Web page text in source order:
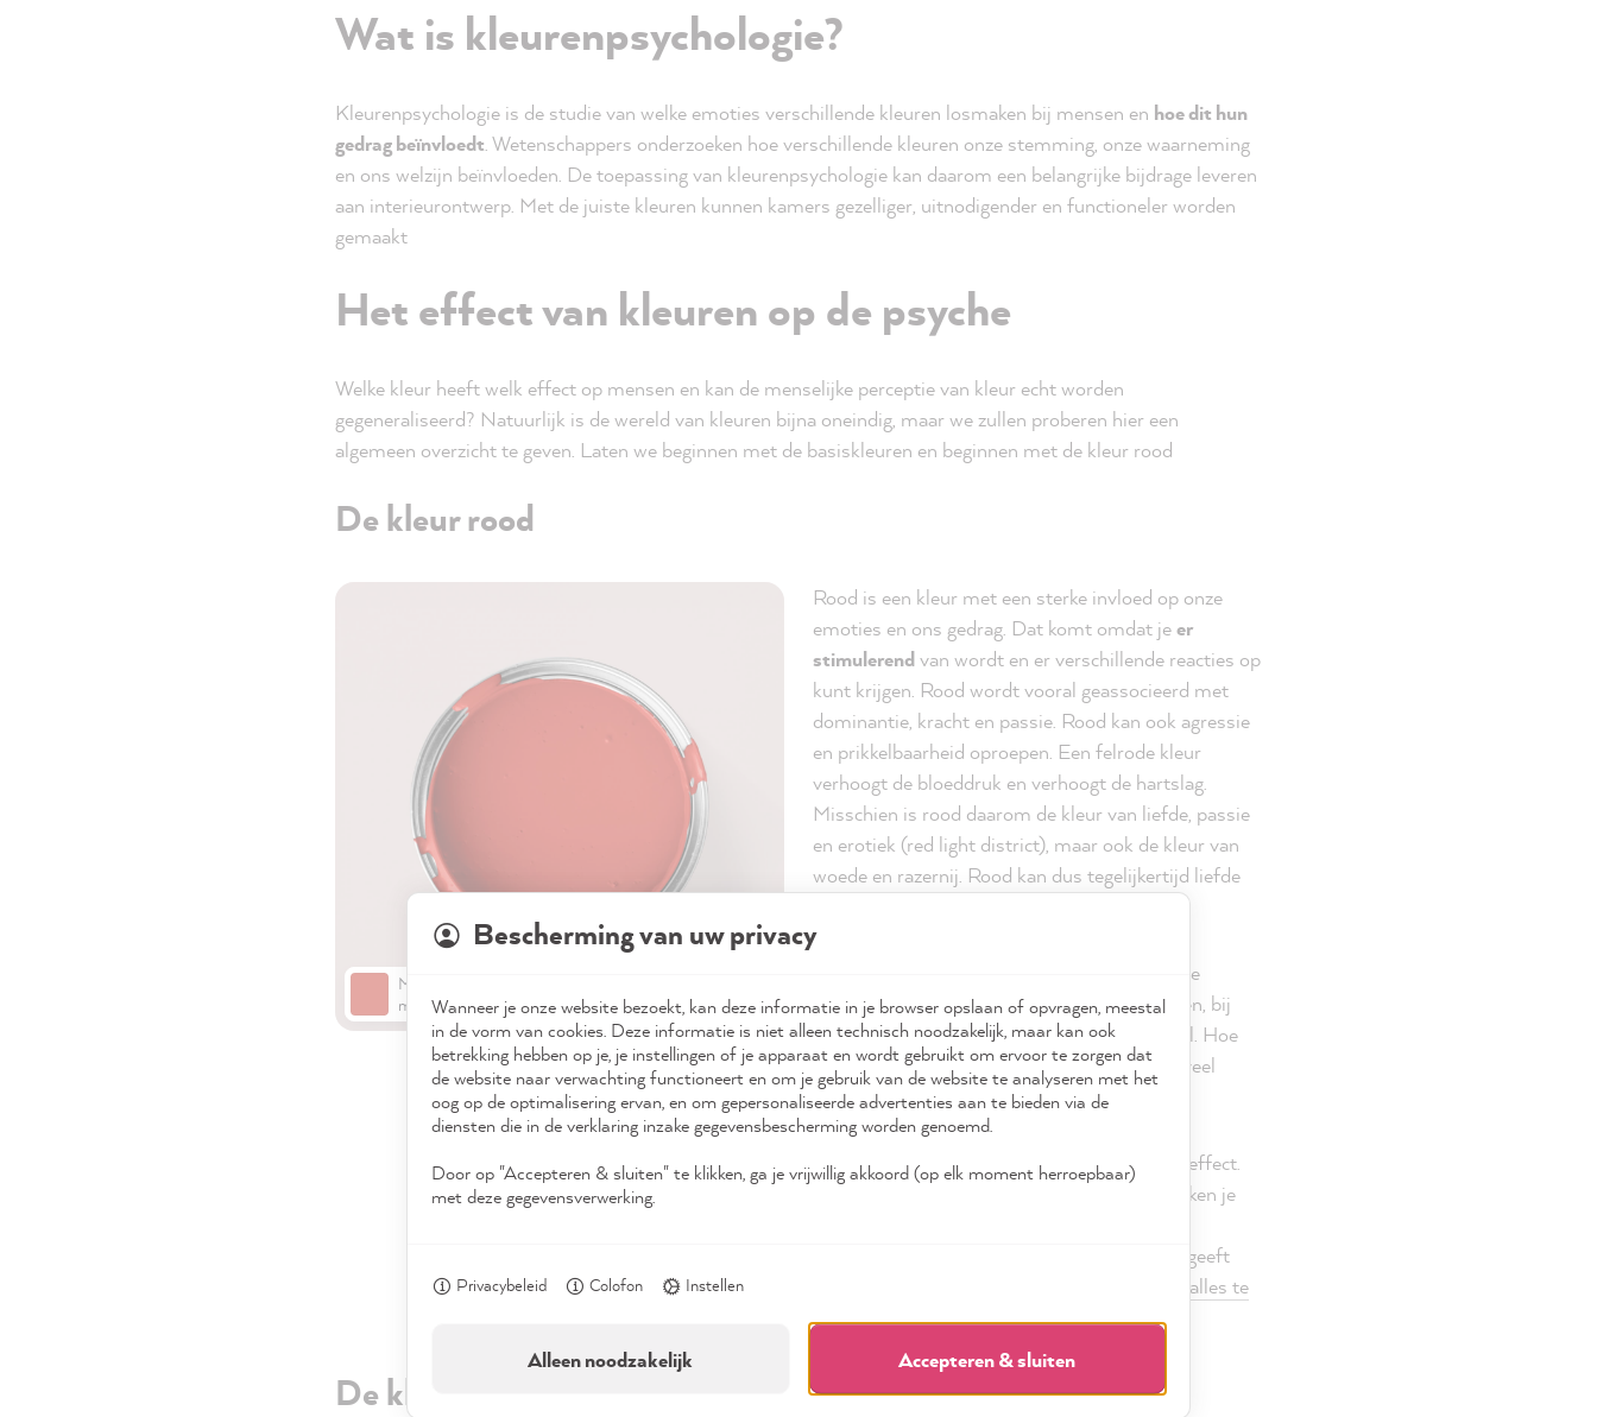
Wat is kleurenpsychologie?
Kleurenpsychologie is de studie van welke emoties verschillende kleuren losmaken bij mensen en hoe dit hun
gedrag beïnvloedt. Wetenschappers onderzoeken hoe verschillende kleuren onze stemming, onze waarneming
en ons welzijn beïnvloeden. De toepassing van kleurenpsychologie kan daarom een belangrijke bijdrage leveren
aan interieurontwerp. Met de juiste kleuren kunnen kamers gezelliger, uitnodigender en functioneler worden
gemaakt
Het effect van kleuren op de psyche
Welke kleur heeft welk effect op mensen en kan de menselijke perceptie van kleur echt worden
gegeneraliseerd? Natuurlijk is de wereld van kleuren bijna oneindig, maar we zullen proberen hier een
algemeen overzicht te geven. Laten we beginnen met de basiskleuren en beginnen met de kleur rood
De kleur rood
MissPompadour Rood
met Chili
Rood is een kleur met een sterke invloed op onze
emoties en ons gedrag. Dat komt omdat jeer
stimulerendvan wordt en er verschillende reacties op
kunt krijgen. Rood wordt vooral geassocieerd met
dominantie, kracht en passie. Rood kan ook agressie
en prikkelbaarheid oproepen. Een felrode kleur
verhoogt de bloeddruk en verhoogt de hartslag.
Misschien is rood daarom de kleur van liefde, passie
en erotiek (red light district), maar ook de kleur van
woede en razernij. Rood kan dus tegelijkertijd liefde
Rood is ook een belangrijke signaalkleur die de
aandacht trekt. Je vindt het op verkeersborden, bij
verkeerslichten of op de rode kaart bij voetbal. Hoe
dan ook, rood is een fascinerende kleur met veel
verschillende betekenissen
Maar niet elke rode kleur heeft een agressief effect.
Witte, beige of bruine kleurcomponenten maken je
een heel ander effect op de muur geeft
Je kunt hier alles te
weten komen over rode kleur
De kleur geel
Bescherming van uw privacy
Wanneer je onze website bezoekt, kan deze informatie in je browser opslaan of opvragen, meestal
in de vorm van cookies. Deze informatie is niet alleen technisch noodzakelijk, maar kan ook
betrekking hebben op je, je instellingen of je apparaat en wordt gebruikt om ervoor te zorgen dat
de website naar verwachting functioneert en om je gebruik van de website te analyseren met het
oog op de optimalisering ervan, en om gepersonaliseerde advertenties aan te bieden via de
diensten die in de verklaring inzake gegevensbescherming worden genoemd.
Door op "Accepteren & sluiten" te klikken, ga je vrijwillig akkoord (op elk moment herroepbaar)
met deze gegevensverwerking.
Privacybeleid Colofon Instellen
Accepteren & sluiten
Alleen noodzakelijk